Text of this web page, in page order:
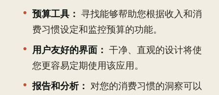
预算工具： 寻找能够帮助您根据收入和消
费习惯设定和监控预算的功能。
用户友好的界面： 干净、直观的设计将使
您更容易定期使用该应用。
报告和分析： 对您的消费习惯的洞察可以